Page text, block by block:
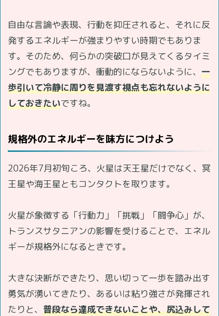
自由な言論や表現、行動を抑圧されると、それに反
発するエネルギーが強まりやすい時期でもありま
す。そのため、何らかの突破口が見えてくるタイミ
ングでもありますが、衝動的にならないように、 一
歩引いて冷静に周りを見渡す視点も忘れないように
しておきたいですね。
規格外のエネルギーを味方につけよう
2026年7月初旬ころ、火星は天王星だけでなく、冥
王星や海王星ともコンタクトを取ります。
火星が象徴する「行動力」「挑戦」「闘争心」が、
トランスサタニアンの影響を受けることで、エネル
ギーが規格外になるときです。
大きな決断ができたり、思い切って一歩を踏み出す
勇気が湧いてきたり、あるいは粘り強さが発揮され
たりと、 普段なら達成できないことや、尻込みして